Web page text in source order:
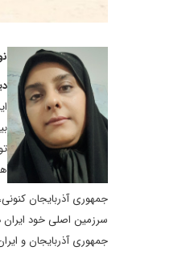
جمهوری آذربایجان
سرزمین اصلی خود
جمهوری آذربایجان و